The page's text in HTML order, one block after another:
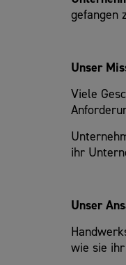
gefangen
Unser
Viele
ihr
Unser
wie sie